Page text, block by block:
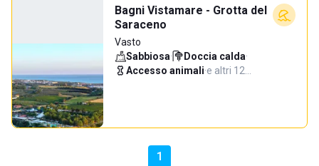
Bagni Vistamare - Grotta del
Saraceno
Vasto
Sabbiosa· Doccia calda·
Accesso animali·e altri 12…
1